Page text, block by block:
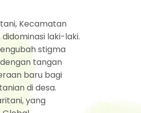
Kecamatan
laki-laki.
stigma
tangan
baru bagi
di desa.
yang